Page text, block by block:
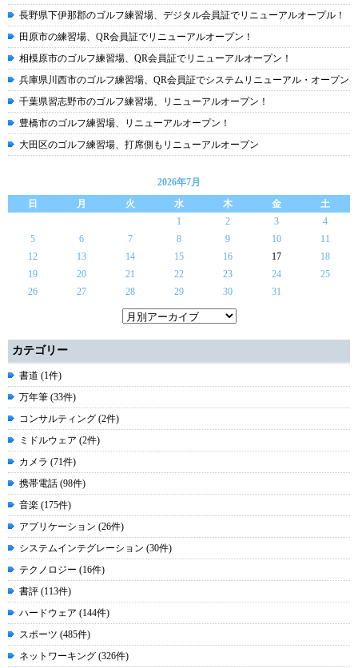
長野県下伊那郡のゴルフ練習場、デジタル会員証でリニューアルオープル！
田原市の練習場、QR会員証でリニューアルオープン！
相模原市のゴルフ練習場、QR会員証でリニューアルオープン！
兵庫県川西市のゴルフ練習場、QR会員証でシステムリニューアル・オープン
千葉県習志野市のゴルフ練習場、リニューアルオープン！
豊橋市のゴルフ練習場、リニューアルオープン！
大田区のゴルフ練習場、打席側もリニューアルオープン
2026年7月
日
月 火 水 木 金
土
1
2 3
4
5
6 7 8 9 10
11
12
13 14 15 16 17
18
19
20 21 22 23 24
25
26
27 28 29 30 31
カテゴリー
書道 (1件)
万年筆 (33件)
コンサルティング (2件)
ミドルウェア (2件)
カメラ (71件)
携帯電話 (98件)
音楽 (175件)
アプリケーション (26件)
システムインテグレーション (30件)
テクノロジー (16件)
書評 (113件)
ハードウェア (144件)
スポーツ (485件)
ネットワーキング (326件)